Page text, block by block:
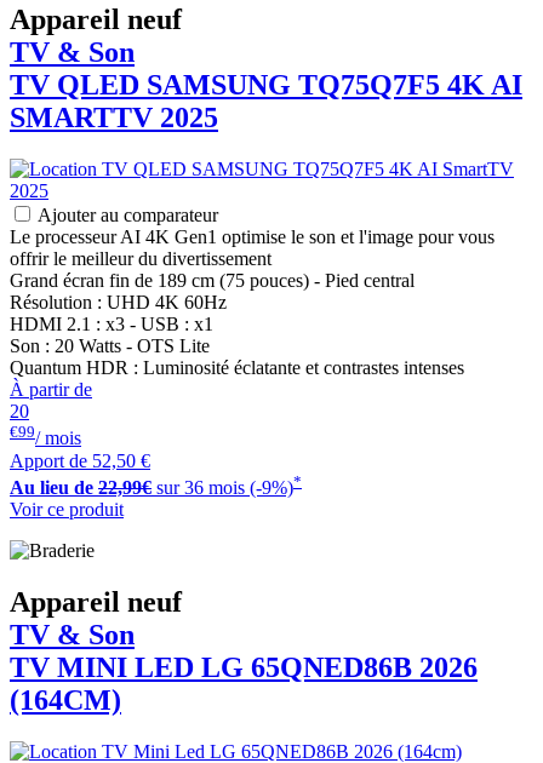
Appareil neuf
TV & Son
TV QLED SAMSUNG TQ75Q7F5 4K AI
SMARTTV 2025
Ajouter au comparateur
Le processeur AI 4K Gen1 optimise le son et l'image pour vous
offrir le meilleur du divertissement
Grand écran fin de 189 cm (75 pouces) - Pied central
Résolution : UHD 4K 60Hz
HDMI 2.1 : x3 - USB : x1
Son : 20 Watts - OTS Lite
Quantum HDR : Luminosité éclatante et contrastes intenses
À partir de
20
€99/ mois
Apport de 52,50 €
Au lieu de 22,99€ sur 36 mois (-9%)*
Voir ce produit
Appareil neuf
TV & Son
TV MINI LED LG 65QNED86B 2026
(164CM)